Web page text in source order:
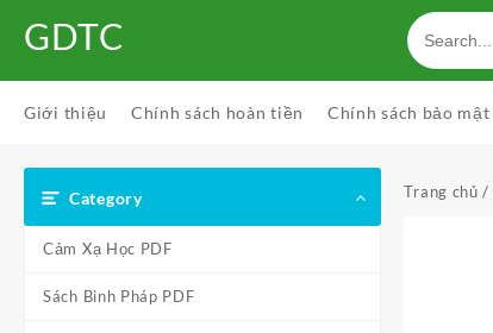
GDTC
Giới thiệu Chính sách hoàn tiền Chính sách bảo mật
Category
Cảm Xạ Học PDF
Sách Binh Pháp PDF
Trang chủ /